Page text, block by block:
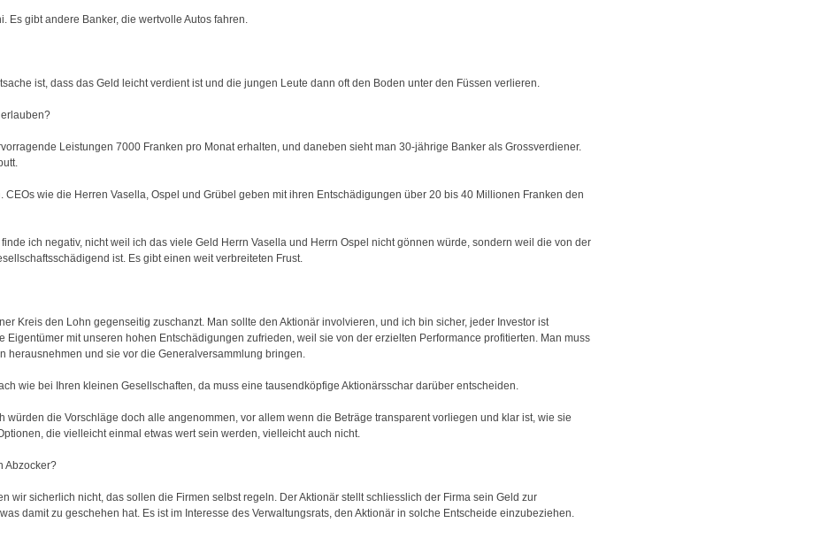
Es gibt andere Banker, die wertvolle Autos fahren.
ist, dass das Geld leicht verdient ist und die jungen Leute dann oft den Boden unter den Füssen verlieren.
Leistungen 7000 Franken pro Monat erhalten, und daneben sieht man 30-jährige Banker als Grossverdiener.
CEOs wie die Herren Vasella, Ospel und Grübel geben mit ihren Entschädigungen über 20 bis 40 Millionen Franken den
ich negativ, nicht weil ich das viele Geld Herrn Vasella und Herrn Ospel nicht gönnen würde, sondern weil die von der
ist. Es gibt einen weit verbreiteten Frust.
Kreis den Lohn gegenseitig zuschanzt. Man sollte den Aktionär involvieren, und ich bin sicher, jeder Investor ist
Eigentümer mit unseren hohen Entschädigungen zufrieden, weil sie von der erzielten Performance profitierten. Man muss
herausnehmen und sie vor die Generalversammlung bringen.
wie bei Ihren kleinen Gesellschaften, da muss eine tausendköpfige Aktionärsschar darüber entscheiden.
würden die Vorschläge doch alle angenommen, vor allem wenn die Beträge transparent vorliegen und klar ist, wie sie
die vielleicht einmal etwas wert sein werden, vielleicht auch nicht.
Abzocker?
wir sicherlich nicht, das sollen die Firmen selbst regeln. Der Aktionär stellt schliesslich der Firma sein Geld zur
damit zu geschehen hat. Es ist im Interesse des Verwaltungsrats, den Aktionär in solche Entscheide einzubeziehen.